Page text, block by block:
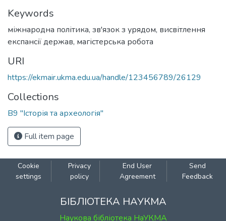
Keywords
міжнародна політика, зв'язок з урядом, висвітлення
експансії держав, магістерська робота
URI
https://ekmair.ukma.edu.ua/handle/123456789/26129
Collections
В9 "Історія та археологія"
Full item page
Cookie
settings
Privacy
policy
End User
Agreement
Send
Feedback
БІБЛІОТЕКА НАУКМА
Наукова бібліотека НаУКМА